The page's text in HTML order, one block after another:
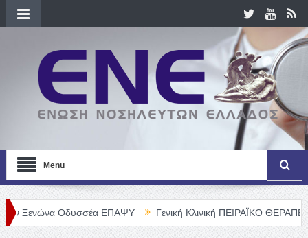
Menu
Οδυσσέα ΕΠΑΨΥ Γενική Κλινική ΠΕΙΡΑΪΚΟ ΘΕΡΑΠΕΥΤΗΡΙΟ